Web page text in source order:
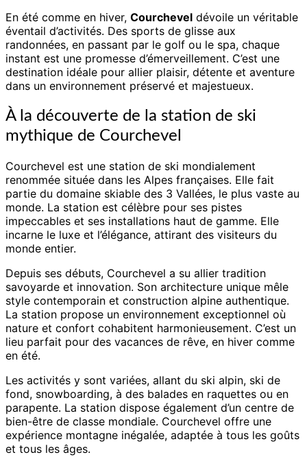
En été comme en hiver, Courchevel dévoile un véritable
éventail d’activités. Des sports de glisse aux
randonnées, en passant par le golf ou le spa, chaque
instant est une promesse d’émerveillement. C’est une
destination idéale pour allier plaisir, détente et aventure
dans un environnement préservé et majestueux.
À la découverte de la station de ski
mythique de Courchevel
Courchevel est une station de ski mondialement
renommée située dans les Alpes françaises. Elle fait
partie du domaine skiable des 3 Vallées, le plus vaste au
monde. La station est célèbre pour ses pistes
impeccables et ses installations haut de gamme. Elle
incarne le luxe et l’élégance, attirant des visiteurs du
monde entier.
Depuis ses débuts, Courchevel a su allier tradition
savoyarde et innovation. Son architecture unique mêle
style contemporain et construction alpine authentique.
La station propose un environnement exceptionnel où
nature et confort cohabitent harmonieusement. C’est un
lieu parfait pour des vacances de rêve, en hiver comme
en été.
Les activités y sont variées, allant du ski alpin, ski de
fond, snowboarding, à des balades en raquettes ou en
parapente. La station dispose également d’un centre de
bien-être de classe mondiale. Courchevel offre une
expérience montagne inégalée, adaptée à tous les goûts
et tous les âges.